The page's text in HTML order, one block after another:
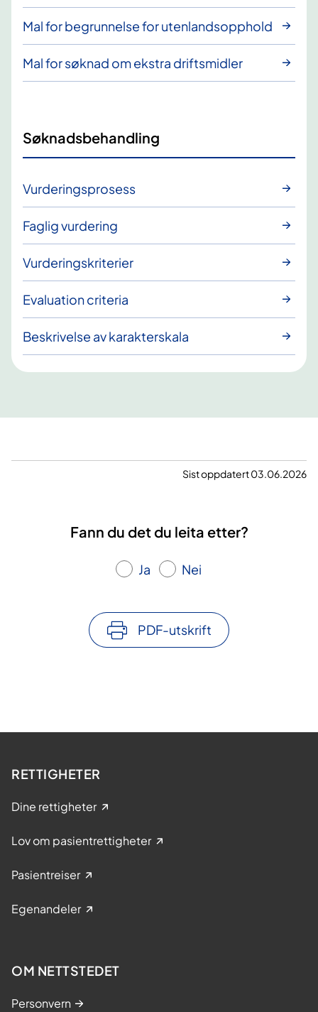
Mal for begrunnelse for utenlandsopphold
Mal for søknad om ekstra driftsmidler
Søknadsbehandling
Vurderingsprosess
Faglig vurdering
Vurderingskriterier
Evaluation criteria
Beskrivelse av karakterskala
Sist oppdatert 03.06.2026
Fann du det du leita etter?
Ja Nei
PDF-utskrift
RETTIGHETER
Dine rettigheter
Lov om pasientrettigheter
Pasientreiser
Egenandeler
OM NETTSTEDET
Personvern